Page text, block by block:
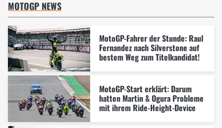
MOTOGP NEWS
MotoGP-Fahrer der Stunde: Raul
Fernandez nach Silverstone auf
bestem Weg zum Titelkandidat!
MotoGP-Start erklärt: Darum
hatten Martin & Ogura Probleme
mit ihrem Ride-Height-Device